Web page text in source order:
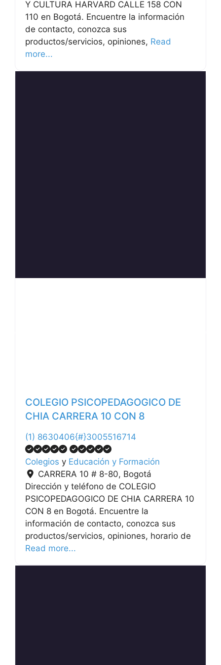
Y CULTURA HARVARD CALLE 158 CON
110 en Bogotá. Encuentre la información
de contacto, conozca sus
productos/servicios, opiniones, Read
more...
COLEGIO PSICOPEDAGOGICO DE
CHIA CARRERA 10 CON 8
(1) 8630406{#}3005516714
Colegios y Educación y Formación
CARRERA 10 # 8-80, Bogotá
Dirección y teléfono de COLEGIO
PSICOPEDAGOGICO DE CHIA CARRERA 10
CON 8 en Bogotá. Encuentre la
información de contacto, conozca sus
productos/servicios, opiniones, horario de
Read more...